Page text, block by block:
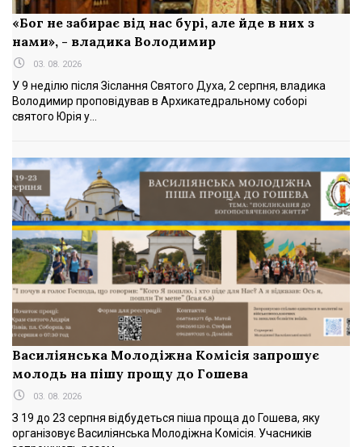
«Бог не забирає від нас бурі, але йде в них з
нами», - владика Володимир
03. 08. 2026
У 9 неділю після Зіслання Святого Духа, 2 серпня, владика
Володимир проповідував в Архикатедральному соборі
святого Юрія у...
Василіянська Молодіжна Комісія запрошує
молодь на пішу прощу до Гошева
03. 08. 2026
З 19 до 23 серпня відбудеться піша проща до Гошева, яку
організовує Василіянська Молодіжна Комісія. Учасників